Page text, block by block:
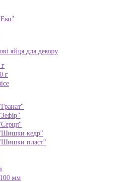
яйця для декору
г
"Шишки кедр"
пласт"
мм